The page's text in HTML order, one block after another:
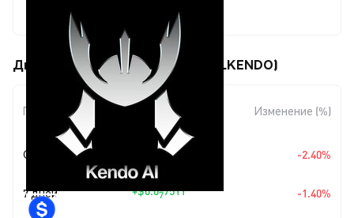
$0.00000529
Движения цены Kendo AI ($REALKENDO)
Период
Изменение
Изменение (%)
Сегодня $-0.00000013 -2.40%
7 дней +$0.077511 -1.40%